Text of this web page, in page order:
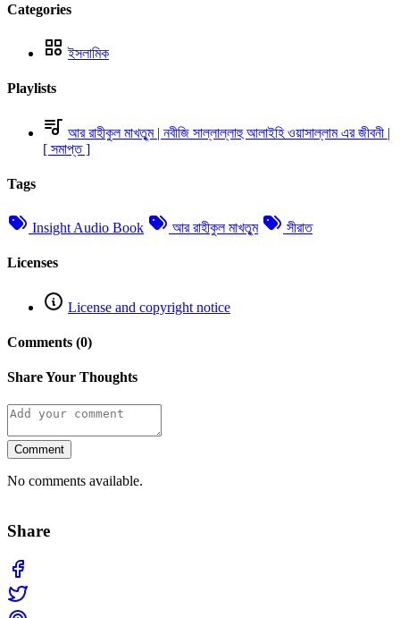
Categories
ইসলামিক
Playlists
আর রাহীকুল মাখতুৃম | নবীজি সাল্লাল্লাহু আলাইহি ওয়াসাল্লাম এর জীবনী |
[ সমাপ্ত ]
Tags
Insight Audio Book আর রাহীকুল মাখতুৃম সীরাত
Licenses
License and copyright notice
Comments (0)
Share Your Thoughts
Comment
No comments available.
Share